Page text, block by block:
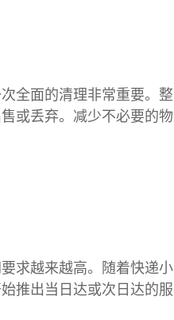
全面的清理非常重要。整
或丢弃。减少不必要的物
求越来越高。随着快递小
推出当日达或次日达的服